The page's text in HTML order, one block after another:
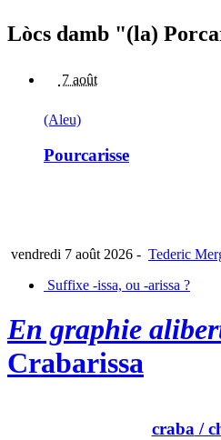
Lòcs damb "(la)
7 août
(Aleu)
Pourcarisse
vendredi 7 août 2026 - Tederic
Suffixe -issa, ou -arissa ?
En graphie
Crabarissa
craba /